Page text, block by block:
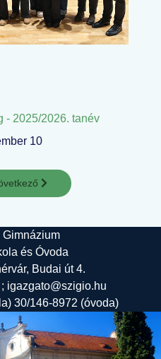
- 2025/2026. tanév
10
cikk: Már két gyertya világít
Gimnázium
és Óvoda
Budai út 4.
igazgato@szigio.hu
30/146-8972 (óvoda)